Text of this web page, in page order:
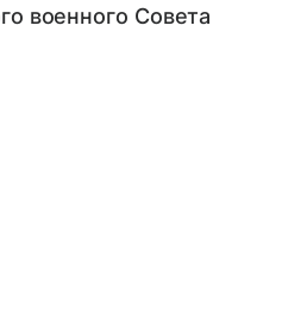
военного Совета